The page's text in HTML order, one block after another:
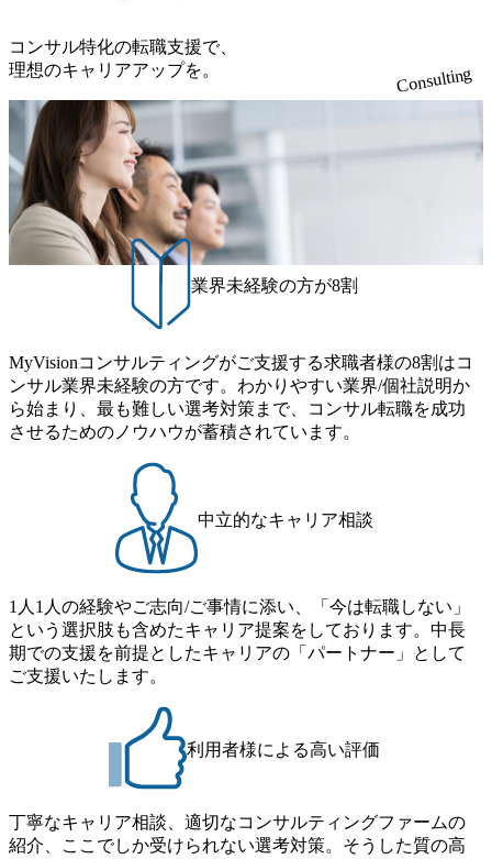
解する
してい
ての距
・ヒ
まず
をご
きな
年後
には
-「こ
望する
望まし
まで
や希望
企業様
だけで
ない企
選考対
、各業
アン
、競争
上で
策を提
に向け
採用戦
み ●フ
た惹き
計、求
100%張り付くのではなく、
複数案件を並行して担当 ・
AIで高速アウトプット: 資料
等はAIを駆使して高速化。ボ
・意思決定を加速させる: 顧
客の意思決定を待つのではな
く、先回りで論点を整理し、
意思決定を促す ●具体的な業
務 <業務理解・課題設定> ・
顧客の業務をヒアリングし、
As-Is(現状)を可視化 ・課題
を構造化し、優先度をつけて
解くべき問いを明確化 ・技術
合意形成> ・提案資料の作
成、プレゼンテーション、合
意取り付け ・技術の話をノン
テクニカルな顧客にも「何が
嬉しいのか」価値ベースで説
明 ・顧客先への訪問は頻繁に
心 ・想定される論点・確認事
項を先回りで洗い出し、どん
Claude、ChatGPT、Gemini等
を日常的に活用し、業務を高
速化 ・顧客のAI活用を支援
(ツール選定、活用シーン設
用した業務遂行を習得 ↓
<G3(シニア)★一人前> ・顧
↓ <G4〜G5(マネージャー)>
・メンバーを通じて複数案件
を成功させる ・チームの品
コンサル特化の転職支援で、
理想のキャリアアップを。
Consulting
業界未経験の方が8割
MyVisionコンサルティングがご支援する求職者様の8割はコ
ンサル業界未経験の方です。わかりやすい業界/個社説明か
ら始まり、最も難しい選考対策まで、コンサル転職を成功
させるためのノウハウが蓄積されています。
中立的なキャリア相談
1人1人の経験やご志向/ご事情に添い、「今は転職しない」
という選択肢も含めたキャリア提案をしております。中長
期での支援を前提としたキャリアの「パートナー」として
ご支援いたします。
利用者様による高い評価
丁寧なキャリア相談、適切なコンサルティングファームの
紹介、ここでしか受けられない選考対策。そうした質の高